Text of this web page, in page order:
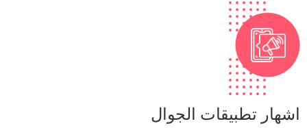
اشهار تطبيقات الجوال